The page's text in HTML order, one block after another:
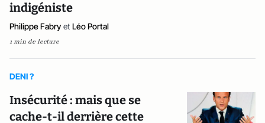
indigéniste
Philippe Fabry et Léo Portal
1 min de lecture
DENI ?
Insécurité : mais que se
cache-t-il derrière cette